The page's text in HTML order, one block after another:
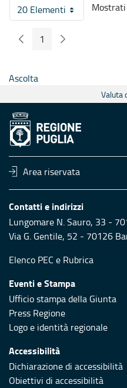
20 ElementiPer pagina
Pagina Precedente
Pagina
1 Pagina Seguente
Ascolta
Valuta
Area riservata
Contatti e indirizzi
Lungomare N. Sauro, 33 -
Via G. Gentile, 52 - 70126
Elenco PEC e Rubrica
Eventi e Stampa
Ufficio stampa della Giunta
Press Regione
Logo e identità regionale
Accessibilità
Dichiarazione di accessibilità
Obiettivi di accessibilità